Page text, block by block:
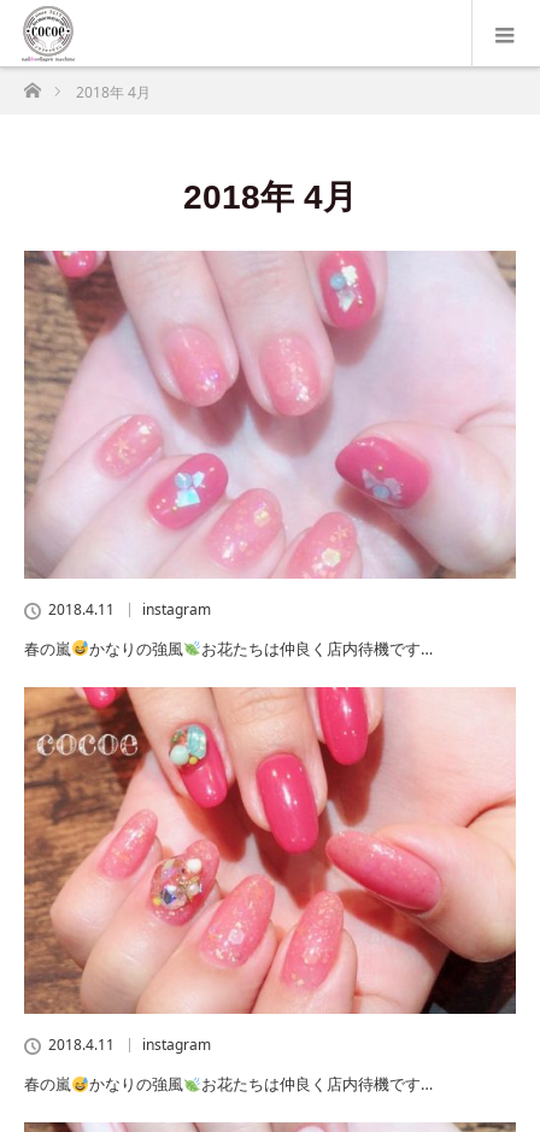
ホーム2018年 4月
2018年 4月
2018.4.11 instagram
春の嵐 かなりの強風 お花たちは仲良く店内待機です…
2018.4.11 instagram
春の嵐 かなりの強風 お花たちは仲良く店内待機です…